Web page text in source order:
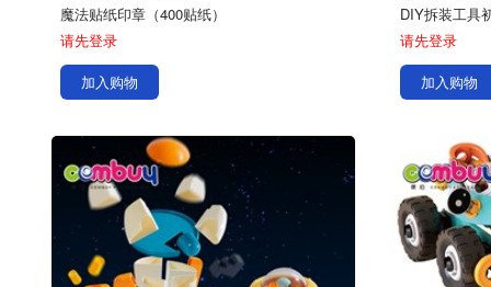
魔法贴纸印章（400贴纸）
请先登录
加入购物
DIY拆装工具
请先登录
加入购物